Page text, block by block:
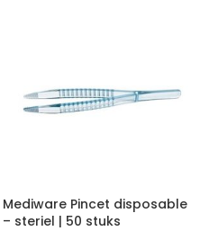
Mediware Pincet disposable
– steriel | 50 stuks